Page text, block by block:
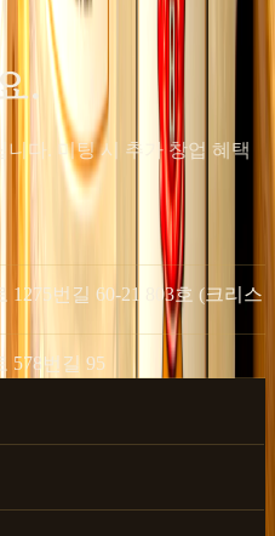
.
다. 미팅 시 추가 창업 혜택
번길 60-21 803호 (크리스
578번길 95